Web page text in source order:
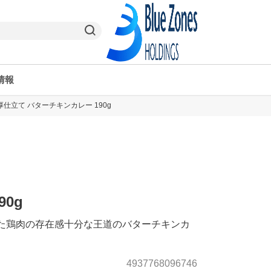
報
仕立て バターチキンカレー 190g
鶏肉の存在感十分な王道のバターチキンカ
4937768096746